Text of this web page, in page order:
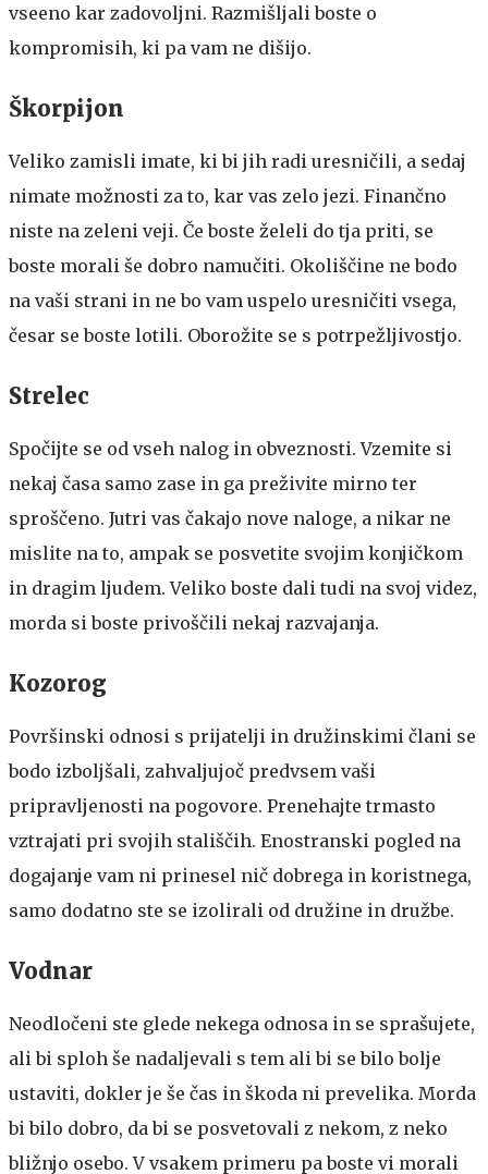
vseeno kar zadovoljni. Razmišljali boste o
kompromisih, ki pa vam ne dišijo.
Škorpijon
Veliko zamisli imate, ki bi jih radi uresničili, a sedaj
nimate možnosti za to, kar vas zelo jezi. Finančno
niste na zeleni veji. Če boste želeli do tja priti, se
boste morali še dobro namučiti. Okoliščine ne bodo
na vaši strani in ne bo vam uspelo uresničiti vsega,
česar se boste lotili. Oborožite se s potrpežljivostjo.
Strelec
Spočijte se od vseh nalog in obveznosti. Vzemite si
nekaj časa samo zase in ga preživite mirno ter
sproščeno. Jutri vas čakajo nove naloge, a nikar ne
mislite na to, ampak se posvetite svojim konjičkom
in dragim ljudem. Veliko boste dali tudi na svoj videz,
morda si boste privoščili nekaj razvajanja.
Kozorog
Površinski odnosi s prijatelji in družinskimi člani se
bodo izboljšali, zahvaljujoč predvsem vaši
pripravljenosti na pogovore. Prenehajte trmasto
vztrajati pri svojih stališčih. Enostranski pogled na
dogajanje vam ni prinesel nič dobrega in koristnega,
samo dodatno ste se izolirali od družine in družbe.
Vodnar
Neodločeni ste glede nekega odnosa in se sprašujete,
ali bi sploh še nadaljevali s tem ali bi se bilo bolje
ustaviti, dokler je še čas in škoda ni prevelika. Morda
bi bilo dobro, da bi se posvetovali z nekom, z neko
bližnjo osebo. V vsakem primeru pa boste vi morali